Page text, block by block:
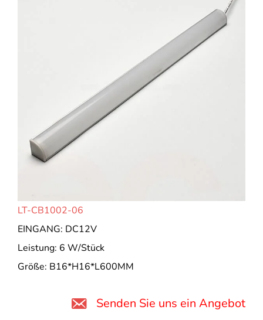
LT-CB1002-06
EINGANG: DC12V
Leistung: 6 W/Stück
Größe: B16*H16*L600MM
Senden Sie uns ein Angebot